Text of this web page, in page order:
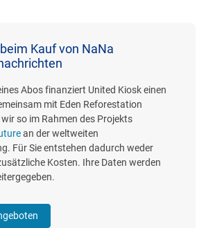
Kauf von NaNa
Abos finanziert United Kiosk einen
mit Eden Reforestation
so im Rahmen des Projekts
an der weltweiten
Für Sie entstehen dadurch weder
Kosten. Ihre Daten werden